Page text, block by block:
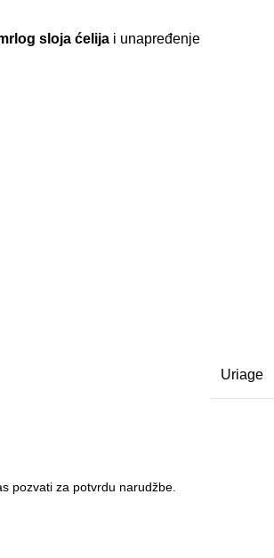
sloja ćelija i unapređenje
Uriage
pozvati za potvrdu narudžbe.